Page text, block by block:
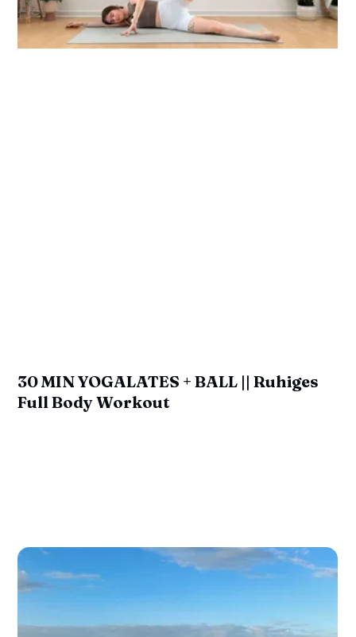
30 MIN YOGALATES + BALL || Ruhiges
Full Body Workout